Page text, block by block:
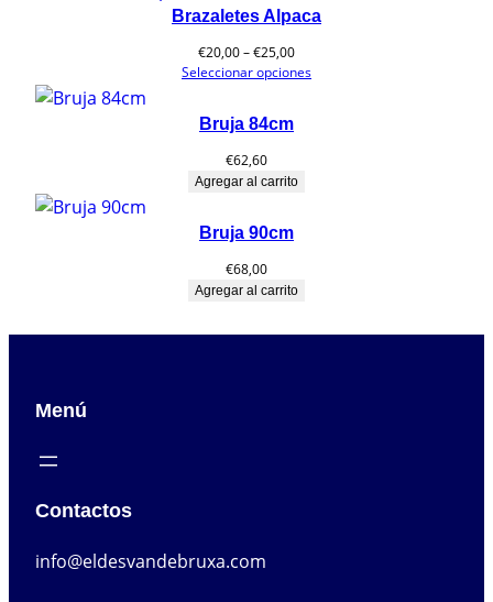
Brazaletes Alpaca
€20,00–€25,00Rango
de
Seleccionar opciones
Bruja 84cm
€62,60
Agregar al carrito
Bruja 90cm
€68,00
Agregar al carrito
Menú
Contactos
info@eldesvandebruxa.com